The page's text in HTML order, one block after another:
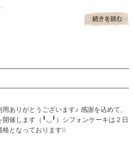
用ありがとうございます♪ 感謝を込めて、
開催します（╹◡╹）シフォンケーキは２日
となっております❕❕